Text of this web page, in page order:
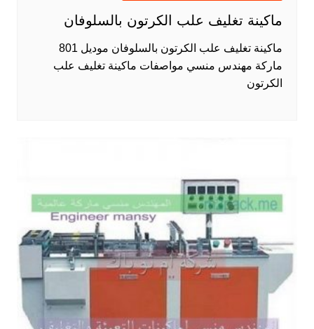
ماكينة تغليف علب الكرتون بالسلوفان
ماكينة تغليف علب الكرتون بالسلوفان موديل 801
ماركة مهندس منسي مواصفات ماكينة تغليف علب
الكرتون